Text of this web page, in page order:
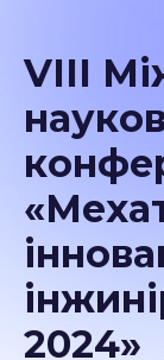
VIIІ
2024»